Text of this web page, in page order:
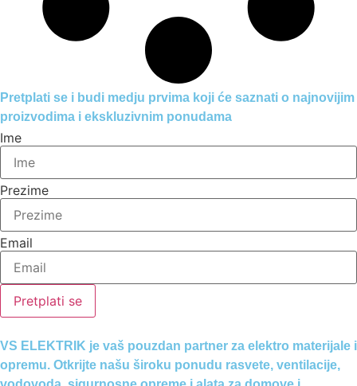
Pretplati se i budi medju prvima koji će saznati o najnovijim
proizvodima i ekskluzivnim ponudama
Ime
Prezime
Email
Pretplati se
VS ELEKTRIK je vaš pouzdan partner za elektro materijale i
opremu. Otkrijte našu široku ponudu rasvete, ventilacije,